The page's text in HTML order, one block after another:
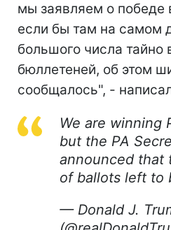
мы заявляем о победе
если бы там на самом
большого числа
бюллетеней, об этом
сообщалось", -
We are winning
but the PA
announced that
of ballots left to
— Donald J.